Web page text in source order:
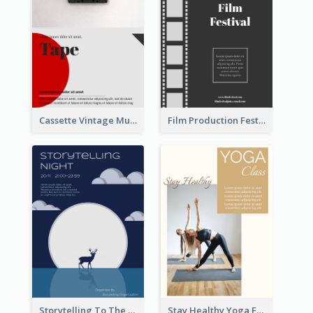
Cassette Vintage Music Flyer Film Production Festival Flyer
Storytelling To The Moon Event Flyer Stay Healthy Yoga Flyer